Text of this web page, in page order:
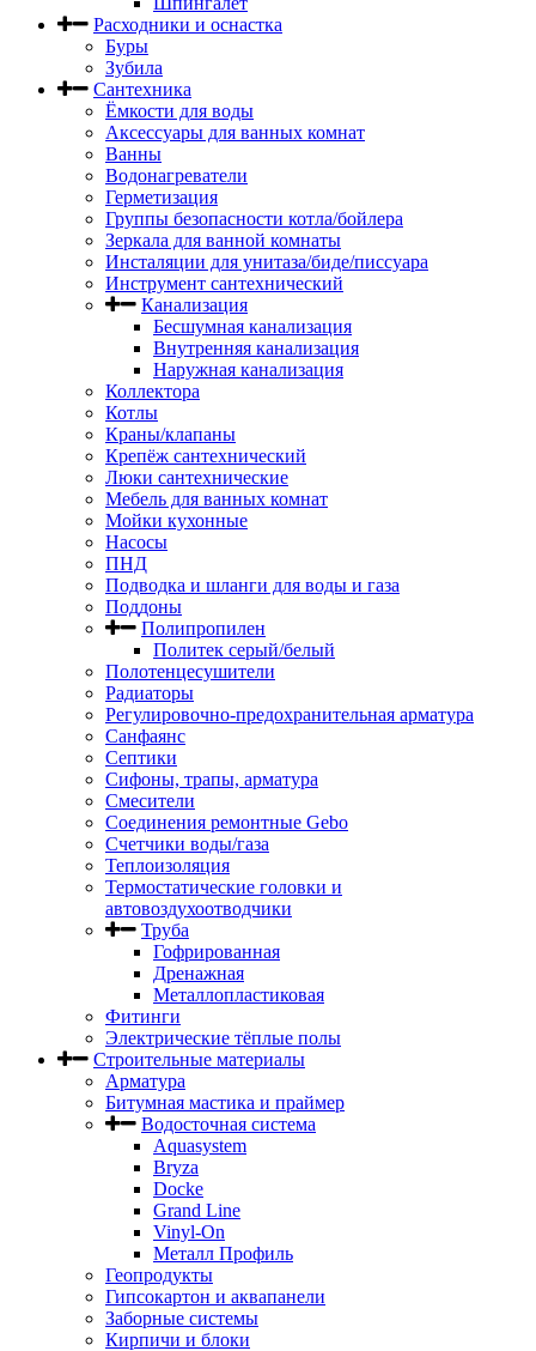
Расходники и оснастка
Буры
Зубила
Сантехника
Ёмкости для воды
Аксессуары для ванных комнат
Ванны
Водонагреватели
Герметизация
Группы безопасности котла/бойлера
Зеркала для ванной комнаты
Инсталяции для унитаза/биде/писсуара
Инструмент сантехнический
Канализация
Бесшумная канализация
Внутренняя канализация
Наружная канализация
Коллектора
Котлы
Краны/клапаны
Крепёж сантехнический
Люки сантехнические
Мебель для ванных комнат
Мойки кухонные
Насосы
ПНД
Подводка и шланги для воды и газа
Поддоны
Полипропилен
Политек серый/белый
Полотенцесушители
Радиаторы
Регулировочно-предохранительная арматура
Санфаянс
Септики
Сифоны, трапы, арматура
Смесители
Соединения ремонтные Gebo
Счетчики воды/газа
Теплоизоляция
Термостатические головки и
автовоздухоотводчики
Труба
Гофрированная
Дренажная
Металлопластиковая
Фитинги
Электрические тёплые полы
Строительные материалы
Арматура
Битумная мастика и праймер
Водосточная система
Aquasystem
Bryza
Docke
Grand Line
Vinyl-On
Металл Профиль
Геопродукты
Гипсокартон и аквапанели
Заборные системы
Кирпичи и блоки